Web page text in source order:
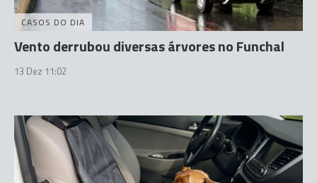
CASOS DO DIA
Vento derrubou diversas árvores no Funchal
13 Dez 11:02